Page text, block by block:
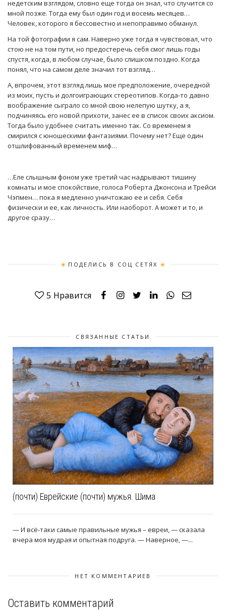
недетским взглядом, словно еще тогда он знал, что случится со
мной позже. Тогда ему был один год и восемь месяцев…
Человек, которого я бессовестно и непоправимо обманул.
На той фотографии я сам. Наверно уже тогда я чувствовал, что
стою не на том пути, но предостеречь себя смог лишь годы
спустя, когда, в любом случае, было слишком поздно. Когда
понял, что на самом деле значил тот взгляд…
А, впрочем, этот взгляд лишь мое предположение, очередной
из моих, пусть и долгоиграющих стереотипов. Когда-то давно
воображение сыграло со мной свою нелепую шутку, а я,
подчиняясь его новой прихоти, занес ее в список своих аксиом.
Тогда было удобнее считать именно так. Со временем я
смирился с юношескими фантазиями. Почему нет? Еще один
отшлифованный временем миф…
…Еле слышным фоном уже третий час надрывают тишину
комнаты и мое спокойствие, голоса Роберта Джонсона и Трейси
Чэпмен… пока я медленно уничтожаю ее и себя. Себя
физически и ее, как личность. Или наоборот. А может и то, и
другое сразу…​​​​
ПОДЕЛИСЬ В СОЦ СЕТЯХ
5 Нравится
СВЯЗАННЫЕ СТАТЬИ
(почти) Еврейские (почти) мужья. Шима
— И всё-таки самые правильные мужья – евреи, — сказала
вчера моя мудрая и опытная подруга. — Наверное, —...
НЕТ КОММЕНТАРИЕВ
Оставить комментарий